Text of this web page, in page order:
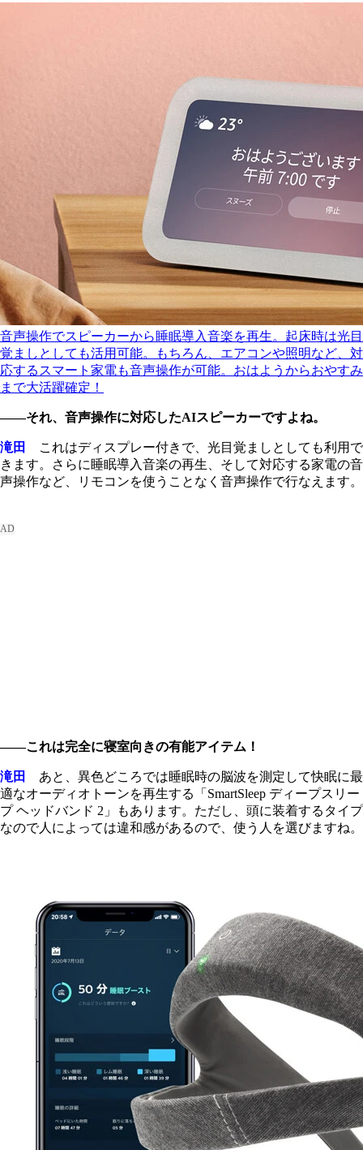
音声操作でスピーカーから睡眠導入音楽を再生。起床時は光目
覚ましとしても活用可能。もちろん、エアコンや照明など、対
応するスマート家電も音声操作が可能。おはようからおやすみ
まで大活躍確定！
――それ、音声操作に対応したAIスピーカーですよね。
滝田
これはディスプレー付きで、光目覚ましとしても利用で
きます。さらに睡眠導入音楽の再生、そして対応する家電の音
声操作など、リモコンを使うことなく音声操作で行なえます。
――これは完全に寝室向きの有能アイテム！
滝田
あと、異色どころでは睡眠時の脳波を測定して快眠に最
適なオーディオトーンを再生する「SmartSleep ディープスリー
プ ヘッドバンド 2」もあります。ただし、頭に装着するタイプ
なので人によっては違和感があるので、使う人を選びますね。